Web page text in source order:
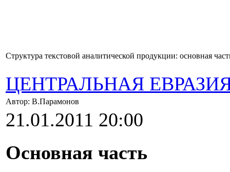
Структура текстовой аналитической продукции: основная
ЦЕНТРАЛЬНАЯ
Автор: В.Парамонов
21.01.2011 20:00
Основная часть